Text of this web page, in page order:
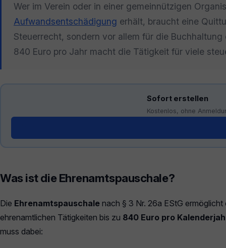
Wer im Verein oder in einer gemeinnützigen
Aufwandsentschädigung erhält, braucht eine
Steuerrecht, sondern vor allem für die
840 Euro pro Jahr macht die Tätigkeit für viele
Sofort erstellen
Kostenlos, ohne
Was ist die Ehrenamtspauschale?
Die Ehrenamtspauschale nach § 3 Nr. 26a EStG
ehrenamtlichen Tätigkeiten bis zu 840 Euro pro
muss dabei: